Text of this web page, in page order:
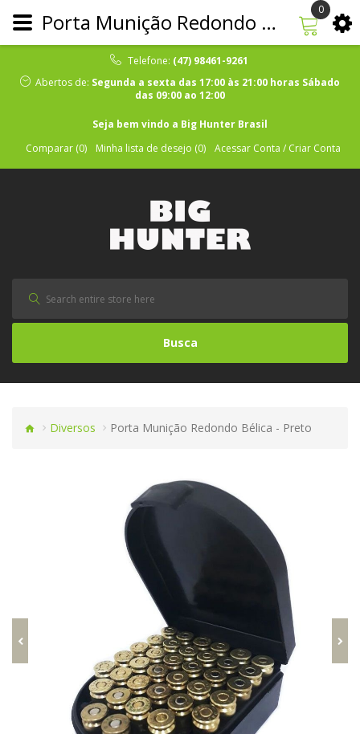
Telefone: (47) 98461-9261
Abertos de: Segunda a sexta das 17:00 às 21:00 horas Sábado
das 09:00 ao 12:00
Seja bem vindo a Big Hunter Brasil
Comparar (0)
Minha lista de desejo (0) Acessar Conta / Criar Conta
Busca
0
Diversos Porta Munição Redondo Bélica - Preto
Porta Munição Redondo Bélica - Preto